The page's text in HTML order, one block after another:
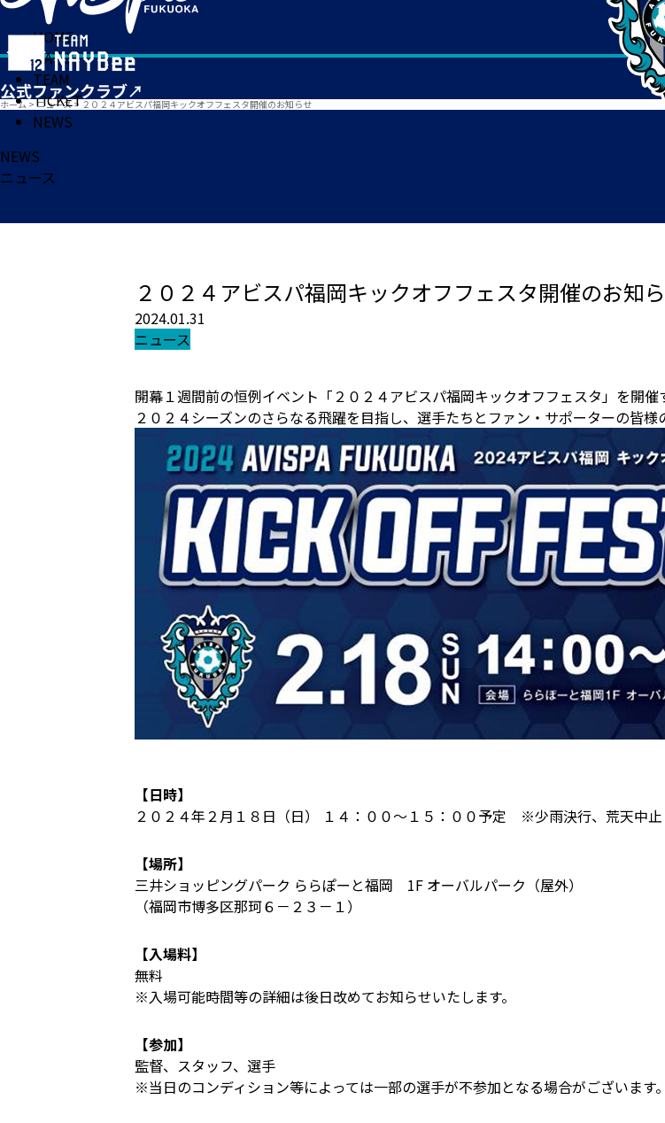
HOME
MATCH
TEAM
TICKET
NEWS
ホーム > ニュース> ２０２４アビスパ福岡キックオフフェスタ開催のお知らせ
NEWS
ニュース
２０２４アビスパ福岡キックオフフェスタ開催のお知
2024.01.31
ニュース
開幕１週間前の恒例イベント「２０２４アビスパ福岡キックオフフェスタ」を開催
２０２４シーズンのさらなる飛躍を目指し、選手たちとファン・サポーターの皆様
【日時】
２０２４年２月１８日（日） １４：００～１５：００予定 ※少雨決行、荒天中止
【場所】
三井ショッピングパーク ららぽーと福岡 1F オーバルパーク（屋外）
（福岡市博多区那珂６－２３－１）
【入場料】
無料
※入場可能時間等の詳細は後日改めてお知らせいたします。
【参加】
監督、スタッフ、選手
※当日のコンディション等によっては一部の選手が不参加となる場合がございます。